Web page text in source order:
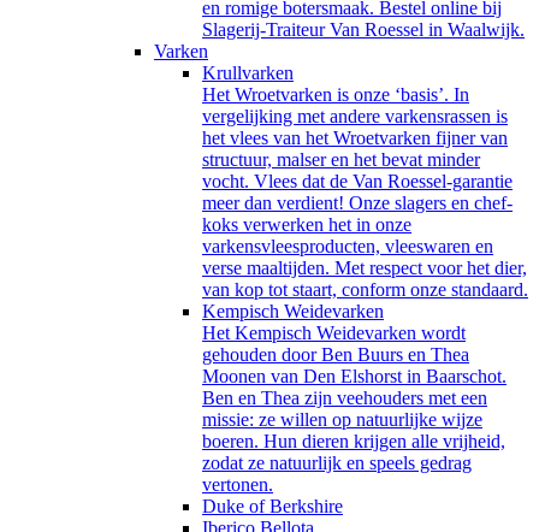
en romige botersmaak. Bestel online bij
Slagerij-Traiteur Van Roessel in Waalwijk.
Varken
Krullvarken
Het Wroetvarken is onze ‘basis’. In
vergelijking met andere varkensrassen is
het vlees van het Wroetvarken fijner van
structuur, malser en het bevat minder
vocht. Vlees dat de Van Roessel-garantie
meer dan verdient! Onze slagers en chef-
koks verwerken het in onze
varkensvleesproducten, vleeswaren en
verse maaltijden. Met respect voor het dier,
van kop tot staart, conform onze standaard.
Kempisch Weidevarken
Het Kempisch Weidevarken wordt
gehouden door Ben Buurs en Thea
Moonen van Den Elshorst in Baarschot.
Ben en Thea zijn veehouders met een
missie: ze willen op natuurlijke wijze
boeren. Hun dieren krijgen alle vrijheid,
zodat ze natuurlijk en speels gedrag
vertonen.
Duke of Berkshire
Iberico Bellota